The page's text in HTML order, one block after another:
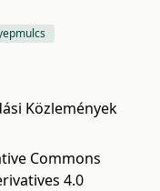
Közlemények
Commons
4.0